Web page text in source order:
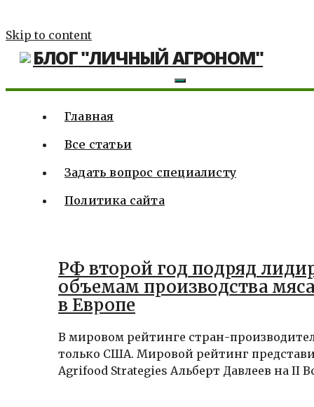
Skip to content
БЛОГ "ЛИЧНЫЙ АГРОНОМ"
Главная
Все статьи
Задать вопрос специалисту
Политика сайта
РФ второй год подряд
объемам производства
в Европе
В мировом рейтинге стран-
только США. Мировой рейтинг
Agrifood Strategies Альберт Давлеев на II